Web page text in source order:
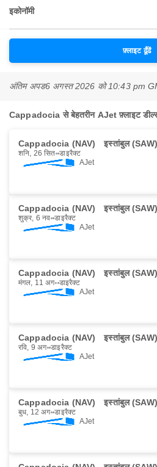
इकोनॉमी
फ़्लाइट ढूँढें
अंतिम अपड6 अगस्त 2026 को 10:43 pm
Cappadocia से बेहतरीन AJet फ़्लाइट
Cappadocia (NAV) इस्तांबुल (SAW)
शनि, 26 सित॰ डाइरैक्ट
AJet
Cappadocia (NAV) इस्तांबुल (SAW)
शुक्र, 6 नव॰ डाइरैक्ट
AJet
Cappadocia (NAV) इस्तांबुल (SAW)
मंगल, 11 अग॰ डाइरैक्ट
AJet
Cappadocia (NAV) इस्तांबुल (SAW)
रवि, 9 अग॰ डाइरैक्ट
AJet
Cappadocia (NAV) इस्तांबुल (SAW)
बुध, 12 अग॰ डाइरैक्ट
AJet